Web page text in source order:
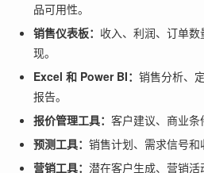
品可用性。
销售仪表板： 收入、利润、订单
现。
Excel 和 Power BI：销售分析、
报告。
报价管理工具：客户建议、商业条
预测工具：销售计划、需求信号和
营销工具：潜在客户生成、营销活